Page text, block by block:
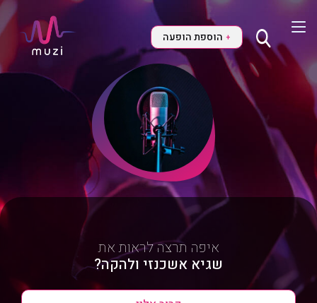
+ הוספת הופעה
איפה תרצה לראות את
שגיא אשכנזי ולהקה?